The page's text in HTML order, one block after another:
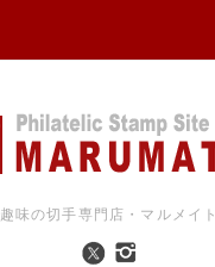
趣味の切手専門店・マルメイト